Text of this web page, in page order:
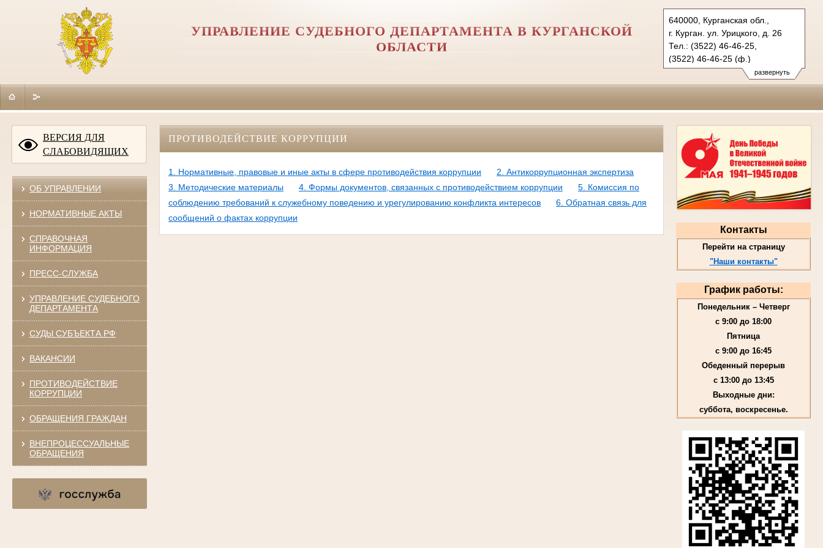
развернуть
640000, Курганская обл.,
г. Курган. ул. Урицкого, д. 26
Тел.: (3522) 46-46-25,
(3522) 46-46-25 (ф.)
usd.krg@sudrf.ru
схема проезда
УПРАВЛЕНИЕ СУДЕБНОГО ДЕПАРТАМЕНТА В КУРГАНСКОЙ
ОБЛАСТИ
ВЕРСИЯ ДЛЯ
СЛАБОВИДЯЩИХ
ОБ УПРАВЛЕНИИ
НОРМАТИВНЫЕ АКТЫ
СПРАВОЧНАЯ
ИНФОРМАЦИЯ
ПРЕСС-СЛУЖБА
УПРАВЛЕНИЕ СУДЕБНОГО
ДЕПАРТАМЕНТА
СУДЫ СУБЪЕКТА РФ
ВАКАНСИИ
ПРОТИВОДЕЙСТВИЕ
КОРРУПЦИИ
ОБРАЩЕНИЯ ГРАЖДАН
ВНЕПРОЦЕССУАЛЬНЫЕ
ОБРАЩЕНИЯ
Контакты
Перейти на страницу
"Наши контакты"
График работы:
Понедельник – Четверг
с 9:00 до 18:00
Пятница
с 9:00 до 16:45
Обеденный перерыв
с 13:00 до 13:45
Выходные дни:
суббота, воскресенье.
ПРОТИВОДЕЙСТВИЕ КОРРУПЦИИ
1. Нормативные, правовые и иные акты в сфере противодействия коррупции
2. Антикоррупционная экспертиза
3. Методические материалы
4. Формы документов, связанных с противодействием коррупции
5. Комиссия по
соблюдению требований к служебному поведению и урегулированию конфликта интересов
6. Обратная связь для
сообщений о фактах коррупции